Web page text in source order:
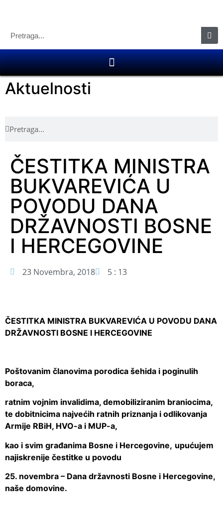
Aktuelnosti
ČESTITKA MINISTRA
BUKVAREVIĆA U
POVODU DANA
DRŽAVNOSTI BOSNE
I HERCEGOVINE
23 Novembra, 2018 5 : 13
ČESTITKA MINISTRA BUKVAREVIĆA U POVODU DANA
DRŽAVNOSTI BOSNE I HERCEGOVINE
Poštovanim članovima porodica šehida i poginulih
boraca,
ratnim vojnim invalidima, demobiliziranim braniocima,
te dobitnicima najvećih ratnih priznanja i odlikovanja
Armije RBiH, HVO-a i MUP-a,
kao i svim građanima Bosne i Hercegovine, upućujem
najiskrenije čestitke u povodu
25. novembra – Dana državnosti Bosne i Hercegovine,
naše domovine.